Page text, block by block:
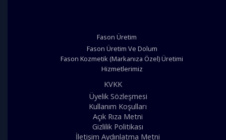
Fason Üretim
Fason Üretim Ve Dolum
Fason Kozmetik (Markanıza Özel) Üretimi
Hizmetlerimiz
KVKK
Üyelik Sözleşmesi
Kullanım Koşulları
Açık Rıza Metni
Gizlilik Politikası
İletişim Aydınlatma Metni